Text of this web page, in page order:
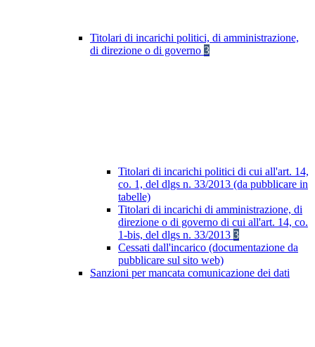
Titolari di incarichi politici, di amministrazione,
di direzione o di governo 3
Titolari di incarichi politici di cui all'art. 14,
co. 1, del dlgs n. 33/2013 (da pubblicare in
tabelle)
Titolari di incarichi di amministrazione, di
direzione o di governo di cui all'art. 14, co.
1-bis, del dlgs n. 33/2013 3
Cessati dall'incarico (documentazione da
pubblicare sul sito web)
Sanzioni per mancata comunicazione dei dati